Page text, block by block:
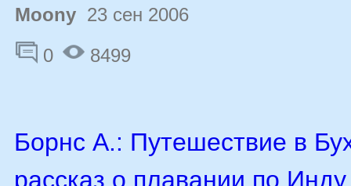
Moony 23 сен 2006
0
8499
Борнс А.: Путешествие в
рассказ о плавании по